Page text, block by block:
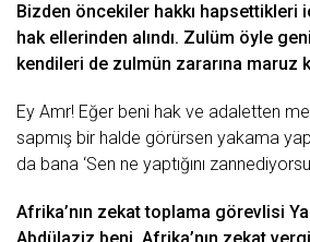
Bizden öncekiler hakkı hapsettikleri
hak ellerinden alındı. Zulüm öyle
kendileri de zulmün zararına maruz
Ey Amr! Eğer beni hak ve adaletten
sapmış bir halde görürsen yakama
da bana ‘Sen ne yaptığını
Afrika’nın zekat toplama görevlisi